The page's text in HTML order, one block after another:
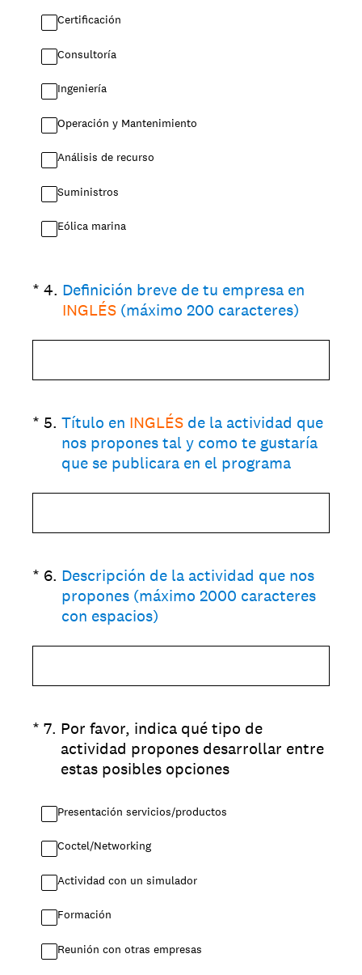
Certificación
Consultoría
Ingeniería
Operación y Mantenimiento
Análisis de recurso
Suministros
Eólica marina
* 4. Definición breve de tu empresa en
INGLÉS (máximo 200 caracteres)
(Obligatorio).
* 5. Título en INGLÉS de la actividad que
nos propones tal y como te gustaría
que se publicara en el programa
(Obligatorio).
* 6. Descripción de la actividad que nos
propones (máximo 2000 caracteres
con espacios)
(Obligatorio).
* 7. Por favor, indica qué tipo de
actividad propones desarrollar entre
estas posibles opciones
(Obligatorio).
Presentación servicios/productos
Coctel/Networking
Actividad con un simulador
Formación
Reunión con otras empresas